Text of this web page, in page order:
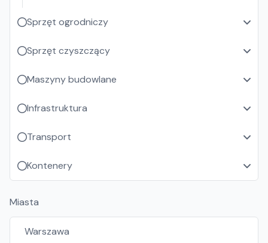
Sprzęt ogrodniczy
Sprzęt czyszczący
Maszyny budowlane
Infrastruktura
Transport
Kontenery
Miasta
Warszawa